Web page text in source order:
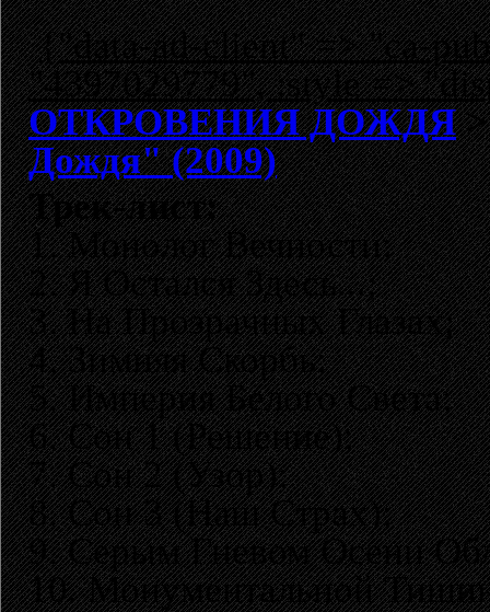
{"data-ad-client" => "ca-
"4397029779", :style =>
ОТКРОВЕНИЯ ДОЖДЯ
Дождя" (2009)
Трек-лист:
1. Монолог Вечности;
2. Я Остался Здесь...;
3. На Прозрачных Глазах;
4. Зимняя Скорбь;
5. Империя Белого Света;
6. Сон 1 (Решение);
7. Сон 2 (Узор);
8. Сон 3 (Наш Страх);
9. Серым Гневом Осени
10. Монументальной